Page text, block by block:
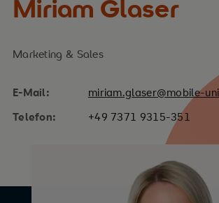
Miriam Glaser
Marketing & Sales
E-Mail:
miriam.glaser@mobile-
Telefon:
+49 7371 9315-351